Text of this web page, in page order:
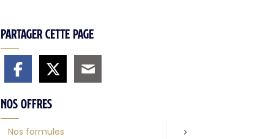
Partager cette page
Nos offres
Nos formules